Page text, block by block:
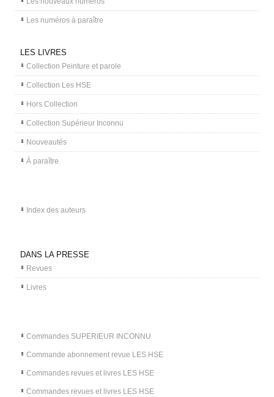
Les numéros à paraître
LES LIVRES
Collection Peinture et parole
Collection Les HSE
Hors Collection
Collection Supérieur Inconnu
Nouveautés
À paraître
Index des auteurs
DANS LA PRESSE
Revues
Livres
Commandes SUPERIEUR INCONNU
Commande abonnement revue LES HSE
Commandes revues et livres LES HSE
Commandes revues et livres LES HSE